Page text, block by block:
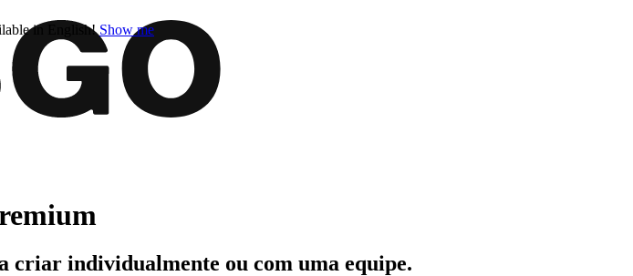
in English! Show me
criar individualmente ou com uma equipe.